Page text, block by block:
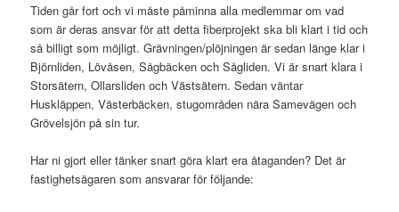
Tiden går fort och vi måste påminna alla medlemmar om vad
som är deras ansvar för att detta fiberprojekt ska bli klart i tid och
så billigt som möjligt. Grävningen/plöjningen är sedan länge klar i
Björnliden, Lövåsen, Sågbäcken och Sågliden. Vi är snart klara i
Storsätern, Ollarsliden och Västsätern. Sedan väntar
Huskläppen, Västerbäcken, stugområden nära Samevägen och
Grövelsjön på sin tur.
Har ni gjort eller tänker snart göra klart era åtaganden? Det är
fastighetsägaren som ansvarar för följande: